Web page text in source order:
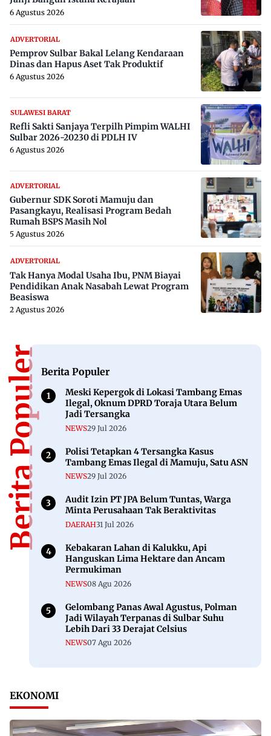
6 Agustus 2026
ADVERTORIAL
Pemprov Sulbar Bakal Lelang Kendaraan
Dinas dan Hapus Aset Tak Produktif
6 Agustus 2026
SULAWESI BARAT
Refli Sakti Sanjaya Terpilh Pimpim WALHI
Sulbar 2026-20230 di PDLH IV
6 Agustus 2026
ADVERTORIAL
Gubernur SDK Soroti Mamuju dan
Pasangkayu, Realisasi Program Bedah
Rumah BSPS Masih Nol
5 Agustus 2026
ADVERTORIAL
Tak Hanya Modal Usaha Ibu, PNM Biayai
Pendidikan Anak Nasabah Lewat Program
Beasiswa
2 Agustus 2026
Berita PopulerBerita Populer
Meski Kepergok di Lokasi Tambang Emas
Ilegal, Oknum DPRD Toraja Utara Belum
Jadi Tersangka
NEWS29 Jul 2026
Polisi Tetapkan 4 Tersangka Kasus
Tambang Emas Ilegal di Mamuju, Satu ASN
NEWS29 Jul 2026
Audit Izin PT JPA Belum Tuntas, Warga
Minta Perusahaan Tak Beraktivitas
DAERAH31 Jul 2026
Kebakaran Lahan di Kalukku, Api
Hanguskan Lima Hektare dan Ancam
Permukiman
NEWS08 Agu 2026
Gelombang Panas Awal Agustus, Polman
Jadi Wilayah Terpanas di Sulbar Suhu
Lebih Dari 33 Derajat Celsius
NEWS07 Agu 2026
EKONOMI